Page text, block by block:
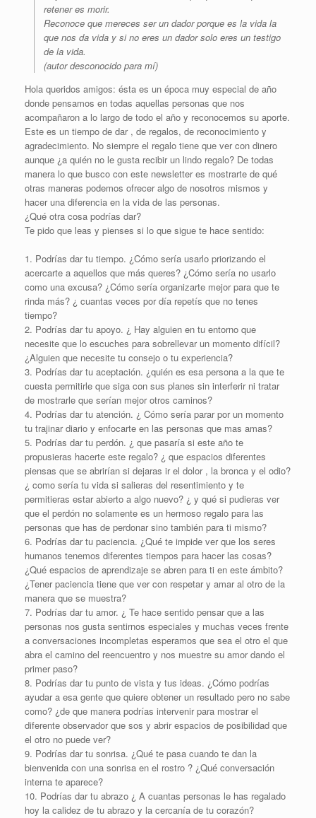
retener es morir.
Reconoce que mereces ser un dador porque es la vida la
que nos da vida y si no eres un dador solo eres un testigo
de la vida.
(autor desconocido para mí)
Hola queridos amigos: ésta es un época muy especial de año
donde pensamos en todas aquellas personas que nos
acompañaron a lo largo de todo el año y reconocemos su aporte.
Este es un tiempo de dar , de regalos, de reconocimiento y
agradecimiento. No siempre el regalo tiene que ver con dinero
aunque ¿a quién no le gusta recibir un lindo regalo? De todas
manera lo que busco con este newsletter es mostrarte de qué
otras maneras podemos ofrecer algo de nosotros mismos y
hacer una diferencia en la vida de las personas.
¿Qué otra cosa podrías dar?
Te pido que leas y pienses si lo que sigue te hace sentido:
1. Podrías dar tu tiempo. ¿Cómo sería usarlo priorizando el
acercarte a aquellos que más queres? ¿Cómo sería no usarlo
como una excusa? ¿Cómo sería organizarte mejor para que te
rinda más? ¿ cuantas veces por día repetís que no tenes
tiempo?
2. Podrías dar tu apoyo. ¿ Hay alguien en tu entorno que
necesite que lo escuches para sobrellevar un momento difícil?
¿Alguien que necesite tu consejo o tu experiencia?
3. Podrías dar tu aceptación. ¿quién es esa persona a la que te
cuesta permitirle que siga con sus planes sin interferir ni tratar
de mostrarle que serían mejor otros caminos?
4. Podrías dar tu atención. ¿ Cómo sería parar por un momento
tu trajinar diario y enfocarte en las personas que mas amas?
5. Podrías dar tu perdón. ¿ que pasaría si este año te
propusieras hacerte este regalo? ¿ que espacios diferentes
piensas que se abrirían si dejaras ir el dolor , la bronca y el odio?
¿ como sería tu vida si salieras del resentimiento y te
permitieras estar abierto a algo nuevo? ¿ y qué si pudieras ver
que el perdón no solamente es un hermoso regalo para las
personas que has de perdonar sino también para ti mismo?
6. Podrías dar tu paciencia. ¿Qué te impide ver que los seres
humanos tenemos diferentes tiempos para hacer las cosas?
¿Qué espacios de aprendizaje se abren para ti en este ámbito?
¿Tener paciencia tiene que ver con respetar y amar al otro de la
manera que se muestra?
7. Podrías dar tu amor. ¿ Te hace sentido pensar que a las
personas nos gusta sentirnos especiales y muchas veces frente
a conversaciones incompletas esperamos que sea el otro el que
abra el camino del reencuentro y nos muestre su amor dando el
primer paso?
8. Podrías dar tu punto de vista y tus ideas. ¿Cómo podrías
ayudar a esa gente que quiere obtener un resultado pero no sabe
como? ¿de que manera podrías intervenir para mostrar el
diferente observador que sos y abrir espacios de posibilidad que
el otro no puede ver?
9. Podrías dar tu sonrisa. ¿Qué te pasa cuando te dan la
bienvenida con una sonrisa en el rostro ? ¿Qué conversación
interna te aparece?
10. Podrías dar tu abrazo ¿ A cuantas personas le has regalado
hoy la calidez de tu abrazo y la cercanía de tu corazón?